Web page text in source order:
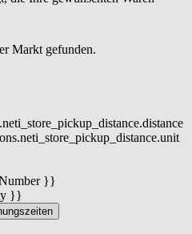
Markt gefunden.
}}
}}